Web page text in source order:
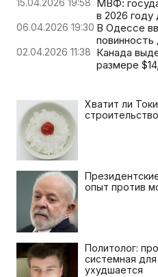
15.04.2026 19:58 МВФ:
в 2026 году
06.04.2026 19:30 В Одессе
02.04.2026 11:38 Канада
размере
Хватит ли
опыт против
Политолог:
системная
ухудшается